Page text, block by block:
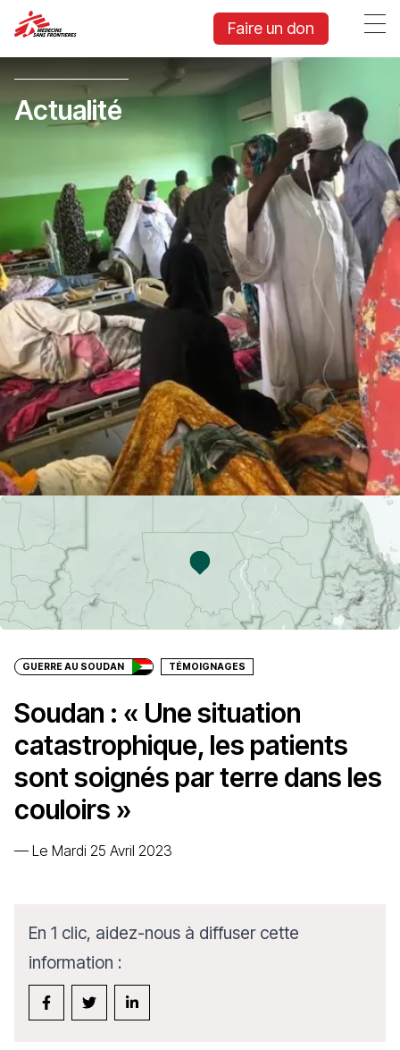
Faire un don
Actualité
GUERRE AU SOUDAN TÉMOIGNAGES
Soudan : « Une situation
catastrophique, les patients
sont soignés par terre dans les
couloirs »
— Le Mardi 25 Avril 2023
En 1 clic, aidez-nous à diffuser cette
information :